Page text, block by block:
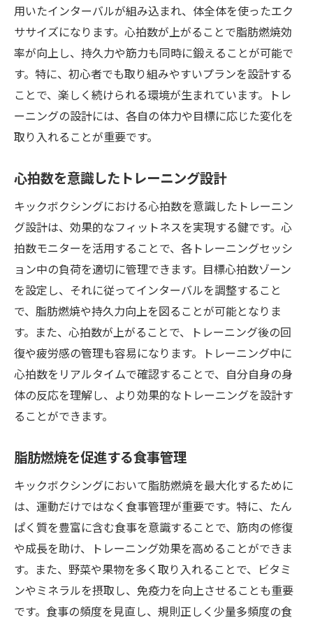
用いたインターバルが組み込まれ、体全体を使ったエク
ササイズになります。心拍数が上がることで脂肪燃焼効
率が向上し、持久力や筋力も同時に鍛えることが可能で
す。特に、初心者でも取り組みやすいプランを設計する
ことで、楽しく続けられる環境が生まれています。トレ
ーニングの設計には、各自の体力や目標に応じた変化を
取り入れることが重要です。
心拍数を意識したトレーニング設計
キックボクシングにおける心拍数を意識したトレーニン
グ設計は、効果的なフィットネスを実現する鍵です。心
拍数モニターを活用することで、各トレーニングセッシ
ョン中の負荷を適切に管理できます。目標心拍数ゾーン
を設定し、それに従ってインターバルを調整すること
で、脂肪燃焼や持久力向上を図ることが可能となりま
す。また、心拍数が上がることで、トレーニング後の回
復や疲労感の管理も容易になります。トレーニング中に
心拍数をリアルタイムで確認することで、自分自身の身
体の反応を理解し、より効果的なトレーニングを設計す
ることができます。
脂肪燃焼を促進する食事管理
キックボクシングにおいて脂肪燃焼を最大化するために
は、運動だけではなく食事管理が重要です。特に、たん
ぱく質を豊富に含む食事を意識することで、筋肉の修復
や成長を助け、トレーニング効果を高めることができま
す。また、野菜や果物を多く取り入れることで、ビタミ
ンやミネラルを摂取し、免疫力を向上させることも重要
です。食事の頻度を見直し、規則正しく少量多頻度の食